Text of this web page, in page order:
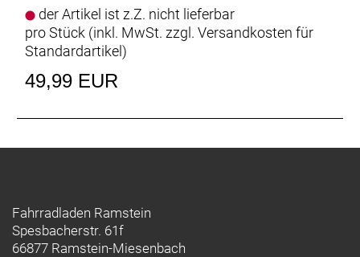
der Artikel ist z.Z. nicht lieferbar
pro Stück (inkl. MwSt. zzgl. Versandkosten für
Standardartikel)
49,99 EUR
Fahrradladen Ramstein
Spesbacherstr. 61f
66877 Ramstein-Miesenbach